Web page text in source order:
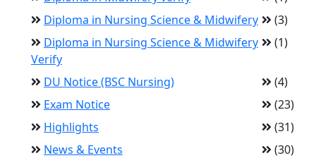
Diploma in Nursing Science & Midwifery
(3)
Diploma in Nursing Science & Midwifery
Verify
(1)
DU Notice (BSC Nursing)
(4)
Exam Notice
(23)
Highlights
(31)
News & Events
(30)